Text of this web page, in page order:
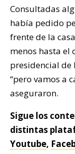
Consultadas
había pedido
frente de la
menos hasta el
presidencial de
“pero vamos a
aseguraron.
Sigue los
distintas
Youtube,